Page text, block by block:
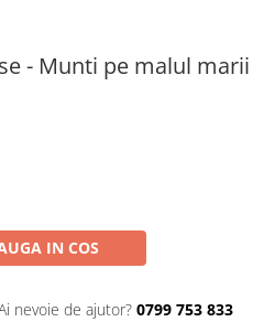
- Munti pe malul marii
IN COS
nevoie de ajutor? 0799 753 833